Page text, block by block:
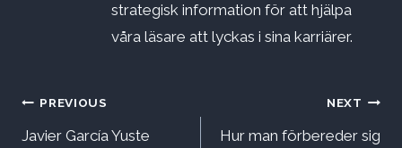
strategisk information för att hjälpa
våra läsare att lyckas i sina karriärer.
Inläggsnavigering
PREVIOUS
Javier García Yuste
NEXT
Hur man förbereder sig